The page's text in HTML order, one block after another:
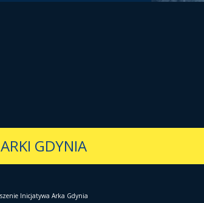
GDYNIA
Inicjatywa Arka Gdynia